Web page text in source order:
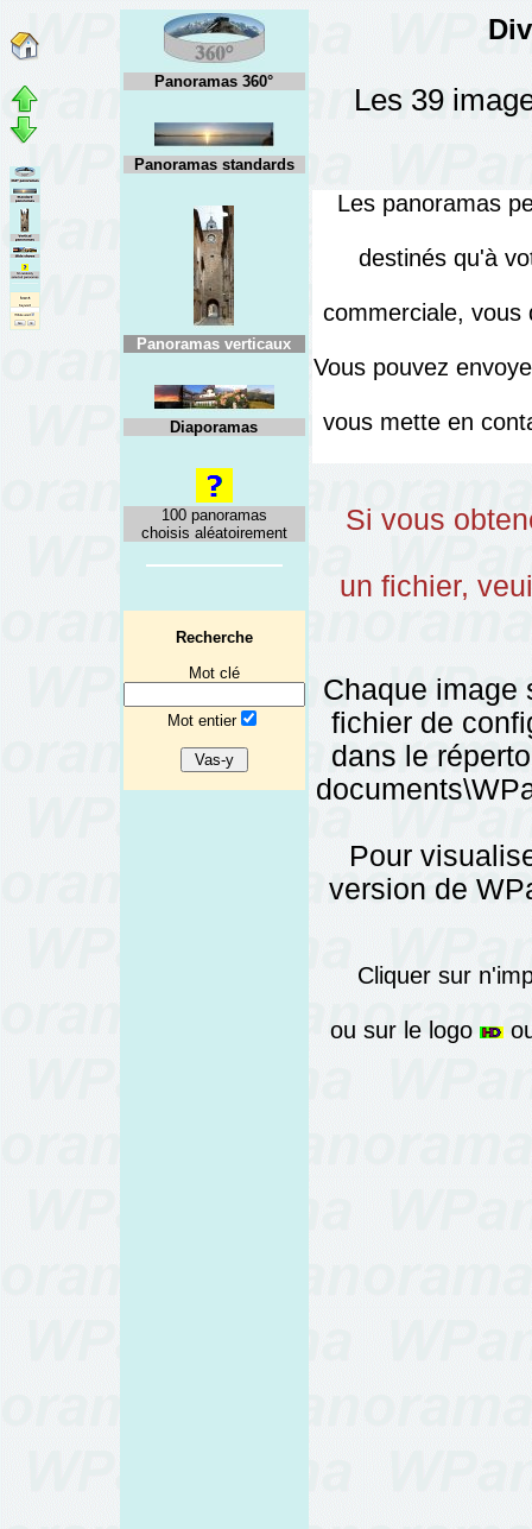
Panoramas 360°
Panoramas standards
Panoramas verticaux
Diaporamas
100 panoramas
choisis aléatoirement
Recherche
Mot clé
Mot entier
Les 39
Les panoramas
destinés qu'à
commerciale, vous
Vous pouvez
vous mette en
Si vous
un fichier,
Chaque
fichier de
dans le
Pour
version de
Cliquer sur
ou sur le logo